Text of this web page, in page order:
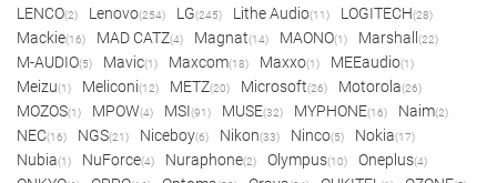
LENCO(2) Lenovo(254) LG(245) Lithe Audio(11) LOGITECH(28)
Mackie(16) MAD CATZ(4) Magnat(14) MAONO(1) Marshall (22)
M-AUDIO(5) Mavic(1) Maxcom(18) Maxxo(1) MEEaudio(1)
Meizu(1) Meliconi(12) METZ(20) Microsoft(26) Motorola(26)
MOZOS(1) MPOW(4) MSI(91) MUSE(32) MYPHONE(16) Naim(2)
NEC(16) NGS(21) Niceboy(6) Nikon(33) Ninco(5) Nokia(17)
Nubia(1) NuForce(4) Nuraphone(2) Olympus(10) Oneplus(4)